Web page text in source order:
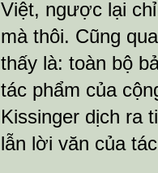
Việt, ngược lại
mà thôi. Cũng
thấy là: toàn bộ
tác phẩm của
Kissinger dịch ra
lẫn lời văn của